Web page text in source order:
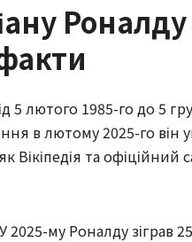
лютого 1985-го до 5
в лютому 2025-го він
та офіційний
му Роналду зіграв 25